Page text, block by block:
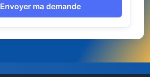
Envoyer ma demande